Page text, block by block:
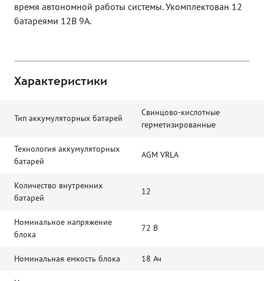
время автономной работы системы. Укомплектован 12
батареями 12В 9А.
Характеристики
Тип аккумуляторных батарей
Свинцово-кислотные
герметизированные
Технология аккумуляторных
батарей
AGM VRLA
Количество внутренних
батарей
12
Номинальное напряжение
блока
72 В
Номинальная емкость блока 18 Ач